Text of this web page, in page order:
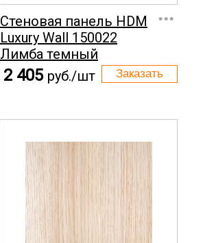
Стеновая панель HDM
Luxury Wall 150022
Лимба темный
...
2 405 руб./шт